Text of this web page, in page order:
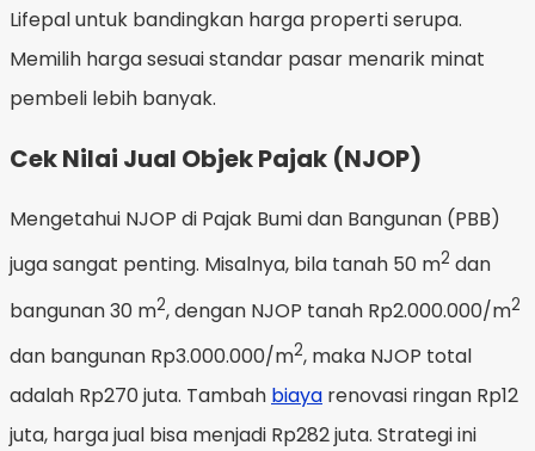
Lifepal untuk bandingkan harga properti serupa.
Memilih harga sesuai standar pasar menarik minat
pembeli lebih banyak.
Cek Nilai Jual Objek Pajak (NJOP)
Mengetahui NJOP di Pajak Bumi dan Bangunan (PBB)
juga sangat penting. Misalnya, bila tanah 50 m2 dan
bangunan 30 m2, dengan NJOP tanah Rp2.000.000/m2
dan bangunan Rp3.000.000/m2, maka NJOP total
adalah Rp270 juta. Tambah biaya renovasi ringan Rp12
juta, harga jual bisa menjadi Rp282 juta. Strategi ini